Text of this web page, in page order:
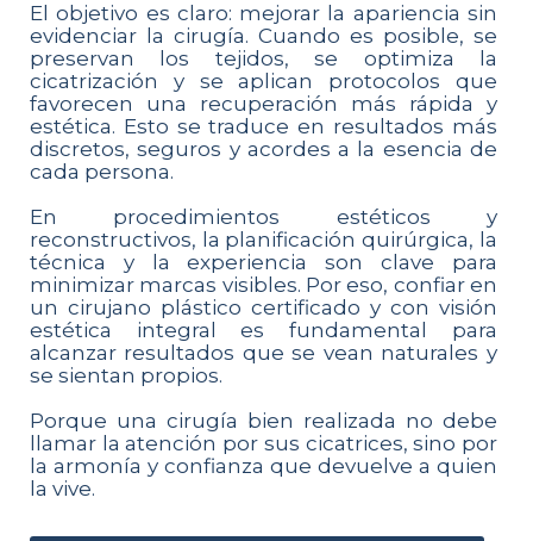
El objetivo es claro: mejorar la apariencia sin
evidenciar la cirugía. Cuando es posible, se
preservan los tejidos, se optimiza la
cicatrización y se aplican protocolos que
favorecen una recuperación más rápida y
estética. Esto se traduce en resultados más
discretos, seguros y acordes a la esencia de
cada persona.
En procedimientos estéticos y
reconstructivos, la planificación quirúrgica, la
técnica y la experiencia son clave para
minimizar marcas visibles. Por eso, confiar en
un cirujano plástico certificado y con visión
estética integral es fundamental para
alcanzar resultados que se vean naturales y
se sientan propios.
Porque una cirugía bien realizada no debe
llamar la atención por sus cicatrices, sino por
la armonía y confianza que devuelve a quien
la vive.